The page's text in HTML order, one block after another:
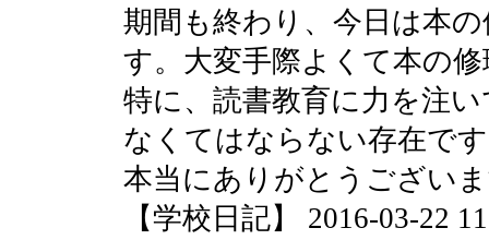
期間も終わり、今日は本
す。大変手際よくて本の
特に、読書教育に力を注
なくてはならない存在で
本当にありがとうござい
【学校日記】 2016-03-22